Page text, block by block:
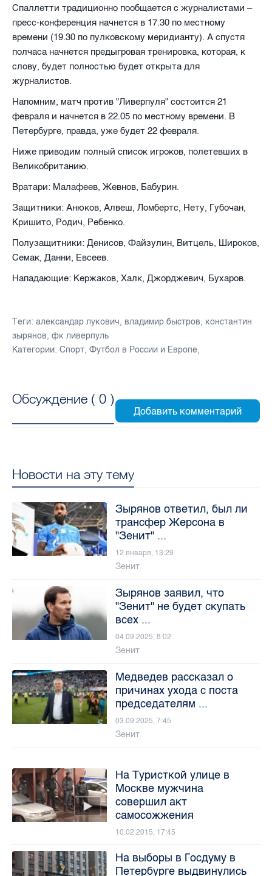
Спаллетти традиционно пообщается с журналистами –
пресс-конференция начнется в 17.30 по местному
времени (19.30 по пулковскому меридианту). А спустя
полчаса начнется предыгровая тренировка, которая, к
слову, будет полностью будет открыта для
журналистов.
Напомним, матч против "Ливерпуля" состоится 21
февраля и начнется в 22.05 по местному времени. В
Петербурге, правда, уже будет 22 февраля.
Ниже приводим полный список игроков, полетевших в
Великобританию.
Вратари: Малафеев, Жевнов, Бабурин.
Защитники: Анюков, Алвеш, Ломбертс, Нету, Губочан,
Кришито, Родич, Ребенко.
Полузащитники: Денисов, Файзулин, Витцель, Широков,
Семак, Данни, Евсеев.
Нападающие: Кержаков, Халк, Джорджевич, Бухаров.
Теги: александар лукович, владимир быстров, константин
зырянов, фк ливерпуль
Категории: Спорт, Футбол в России и Европе,
Обсуждение ( 0 )
Новости на эту тему
Зырянов ответил, был ли
трансфер Жерсона в
"Зенит" ...
12 января, 13:29
Зенит
Зырянов заявил, что
"Зенит" не будет скупать
всех ...
04.09.2025, 8:02
Зенит
Медведев рассказал о
причинах ухода с поста
председателям ...
03.09.2025, 7:45
Зенит
На Туристкой улице в
Москве мужчина
совершил акт
самосожжения
10.02.2015, 17:45
На выборы в Госдуму в
Петербурге выдвинулись